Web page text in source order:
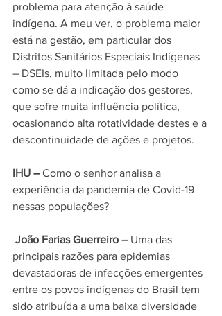
problema para atenção à saúde
indígena. A meu ver, o problema maior
está na gestão, em particular dos
Distritos Sanitários Especiais Indígenas
– DSEIs, muito limitada pelo modo
como se dá a indicação dos gestores,
que sofre muita influência política,
ocasionando alta rotatividade destes e a
descontinuidade de ações e projetos.
IHU – Como o senhor analisa a
experiência da pandemia de Covid-19
nessas populações?
João Farias Guerreiro – Uma das
principais razões para epidemias
devastadoras de infecções emergentes
entre os povos indígenas do Brasil tem
sido atribuída a uma baixa diversidade